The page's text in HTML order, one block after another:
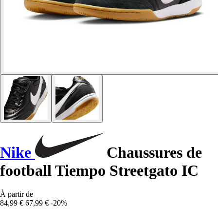
Nike
Chaussures de
football Tiempo Streetgato IC
À partir de
84,99 € 67,99 € -20%